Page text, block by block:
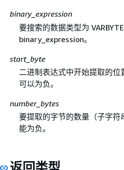
binary_expression
要搜索的数据类型为
binary_expression。
start_byte
二进制表达式中开始提取的位
可以为负。
number_bytes
要提取的字节的数量（子字符
能为负。